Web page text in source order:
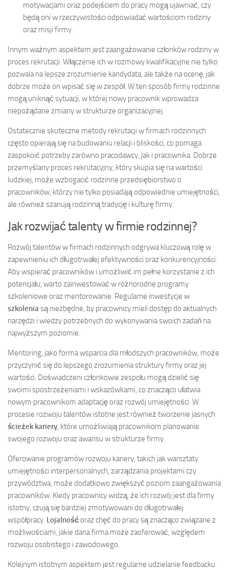
motywacjami oraz podejściem do pracy mogą ujawniać, czy
będą oni w rzeczywistości odpowiadać wartościom rodziny
oraz misji firmy.
Innym ważnym aspektem jest zaangażowanie członków rodziny w
proces rekrutacji. Włączenie ich w rozmowy kwalifikacyjne nie tylko
pozwala na lepsze zrozumienie kandydata, ale także na ocenę, jak
dobrze może on wpisać się w zespół. W ten sposób firmy rodzinne
mogą uniknąć sytuacji, w której nowy pracownik wprowadza
niepożądane zmiany w strukturze organizacyjnej.
Ostatecznie skuteczne metody rekrutacji w firmach rodzinnych
często opierają się na budowaniu relacji i bliskości, co pomaga
zaspokoić potrzeby zarówno pracodawcy, jak i pracownika. Dobrze
przemyślany proces rekrutacyjny, który skupia się na wartości
ludzkiej, może wzbogacić rodzinne przedsiębiorstwo o
pracowników, którzy nie tylko posiadają odpowiednie umiejętności,
ale również szanują rodzinną tradycję i kulturę firmy.
Jak rozwijać talenty w firmie rodzinnej?
Rozwój talentów w firmach rodzinnych odgrywa kluczową rolę w
zapewnieniu ich długotrwałej efektywności oraz konkurencyjności.
Aby wspierać pracowników i umożliwić im pełne korzystanie z ich
potencjału, warto zainwestować w różnorodne programy
szkoleniowe oraz mentorowanie. Regularne inwestycje w
szkoleniasą niezbędne, by pracownicy mieli dostęp do aktualnych
narzędzi i wiedzy potrzebnych do wykonywania swoich zadań na
najwyższym poziomie.
Mentoring, jako forma wsparcia dla młodszych pracowników, może
przyczynić się do lepszego zrozumienia struktury firmy oraz jej
wartości. Doświadczeni członkowie zespołu mogą dzielić się
swoimi spostrzeżeniami i wskazówkami, co znacząco ułatwia
nowym pracownikom adaptację oraz rozwój umiejętności. W
procesie rozwoju talentów istotne jest również tworzenie jasnych
ścieżek kariery, które umożliwiają pracownikom planowanie
swojego rozwoju oraz awansu w strukturze firmy.
Oferowanie programów rozwoju kariery, takich jak warsztaty
umiejętności interpersonalnych, zarządzania projektami czy
przywództwa, może dodatkowo zwiększyć poziom zaangażowania
pracowników. Kiedy pracownicy widzą, że ich rozwój jest dla firmy
istotny, czują się bardziej zmotywowani do długotrwałej
współpracy. Lojalnośćoraz chęć do pracy są znacząco związane z
możliwościami, jakie dana firma może zaoferować, względem
rozwoju osobistego i zawodowego.
Kolejnym istotnym aspektem jest regularne udzielanie feedbacku.